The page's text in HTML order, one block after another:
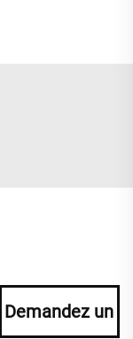
Demandez un